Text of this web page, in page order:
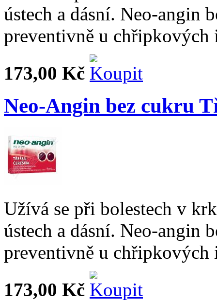
ústech a dásní. Neo-angin
preventivně u chřipkových
173,00 Kč
Neo-Angin bez cukru
Užívá se při bolestech v
ústech a dásní. Neo-angin
preventivně u chřipkových
173,00 Kč